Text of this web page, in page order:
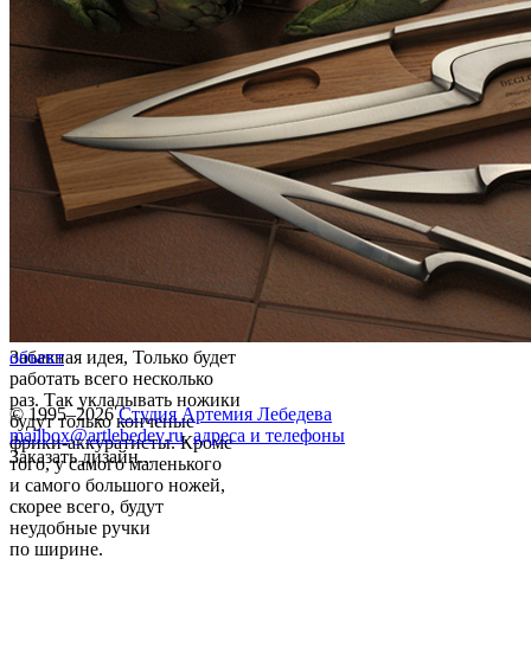
Забавная идея, Только будет
работать всего несколько
раз. Так укладывать ножики
будут только конченые
фрики-аккуратисты. Кроме
того, у самого маленького
и самого большого ножей,
скорее всего, будут
неудобные ручки
по ширине.
объект
© 1995–2026 Студия Артемия Лебедева
mailbox@artlebedev.ru, адреса и телефоны
Заказать дизайн...